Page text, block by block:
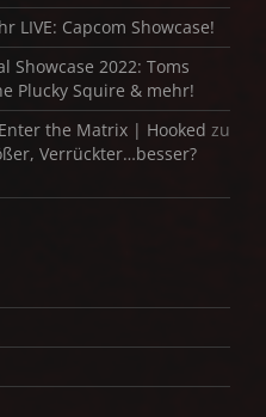
LIVE: Capcom Showcase!
Showcase 2022: Toms
Plucky Squire & mehr!
the Matrix | Hooked zu
Verrückter…besser?